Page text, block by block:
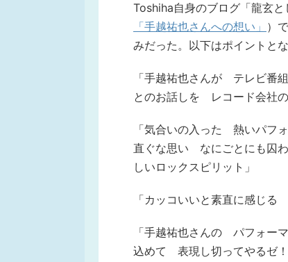
Toshiha自身のブログ「龍玄
「手越祐也さんへの想い」 ）
みだった。以下はポイントと
「手越祐也さんが テレビ番
とのお話しを レコード会社
「気合いの入った 熱いパフ
直ぐな思い なにごとにも囚
しいロックスピリット」
「カッコいいと素直に感じる
「手越祐也さんの パフォー
込めて 表現し切ってやる